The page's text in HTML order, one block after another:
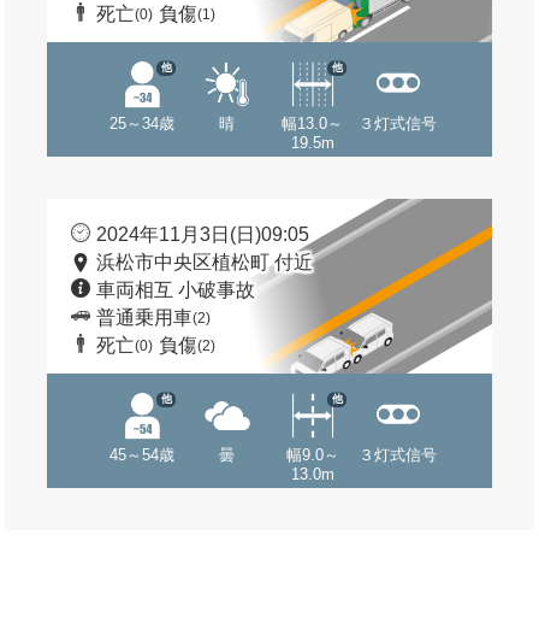
死亡(0) 負傷(1)
25～34歳
他
晴
幅13.0～
19.5m
他
３灯式信号
2024年11月3日(日)09:05
浜松市中央区植松町 付近
車両相互 小破事故
普通乗用車(2)
死亡(0) 負傷(2)
45～54歳
他
曇
幅9.0～
13.0m
他
３灯式信号